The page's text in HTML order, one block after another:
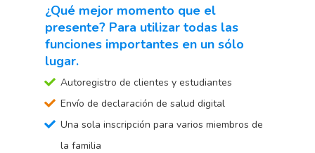
¿Qué mejor momento que el
presente? Para utilizar todas las
funciones importantes en un sólo
lugar.
Autoregistro de clientes y estudiantes
Envío de declaración de salud digital
Una sola inscripción para varios miembros de
la familia